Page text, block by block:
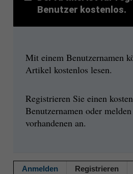
Benutzer kostenlos.
Mit einem Benutzernamen
Artikel kostenlos lesen.
Registrieren Sie einen
Benutzernamen oder
vorhandenen an.
Anmelden Registrieren